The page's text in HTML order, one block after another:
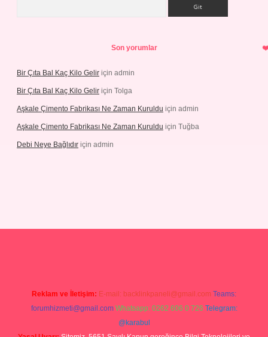
Son yorumlar
Bir Çıta Bal Kaç Kilo Gelir için admin
Bir Çıta Bal Kaç Kilo Gelir için Tolga
Aşkale Çimento Fabrikası Ne Zaman Kuruldu için admin
Aşkale Çimento Fabrikası Ne Zaman Kuruldu için Tuğba
Debi Neye Bağlıdır için admin
Reklam ve İletişim: E-mail: backlinkpaneli@gmail.com Teams:
forumhizmeti@gmail.com Whatsapp: 0262 606 0 726 Telegram:
@karabul